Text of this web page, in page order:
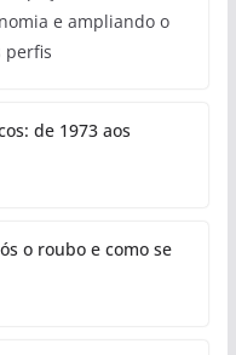
e ampliando o
perfis
de 1973 aos
o roubo e como se